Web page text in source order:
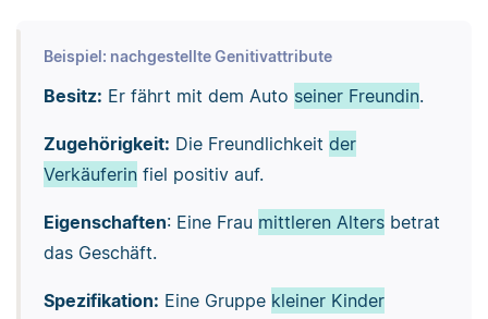
Beispiel: nachgestellte Genitivattribute
Besitz: Er fährt mit dem Auto seiner Freundin.
Zugehörigkeit: Die Freundlichkeit der
Verkäuferinfiel positiv auf.
Eigenschaften: Eine Frau mittleren Altersbetrat
das Geschäft.
Spezifikation: Eine Gruppe kleiner Kinder